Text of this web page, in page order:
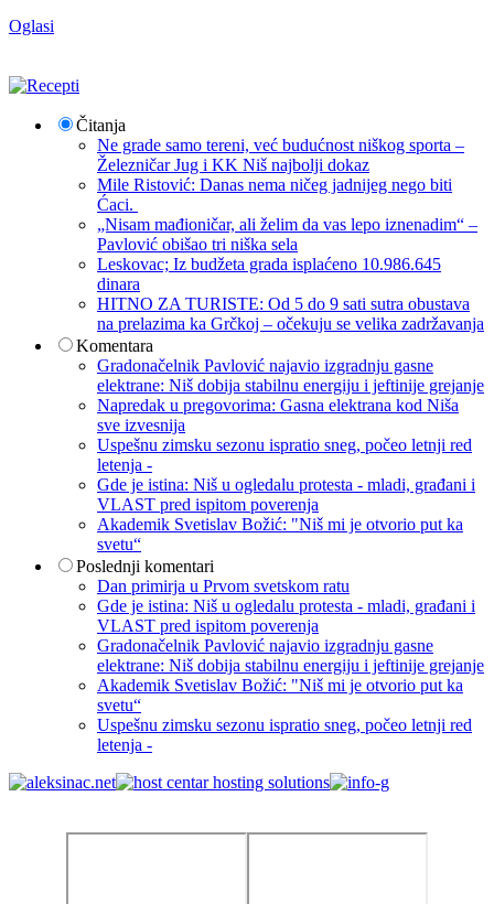
Oglasi
Čitanja
Ne grade samo tereni, već budućnost niškog sporta –
Železničar Jug i KK Niš najbolji dokaz
Mile Ristović: Danas nema ničeg jadnijeg nego biti
Ćaci.
„Nisam mađioničar, ali želim da vas lepo iznenadim“ –
Pavlović obišao tri niška sela
Leskovac; Iz budžeta grada isplaćeno 10.986.645
dinara
HITNO ZA TURISTE: Od 5 do 9 sati sutra obustava
na prelazima ka Grčkoj – očekuju se velika zadržavanja
Komentara
Gradonačelnik Pavlović najavio izgradnju gasne
elektrane: Niš dobija stabilnu energiju i jeftinije grejanje
Napredak u pregovorima: Gasna elektrana kod Niša
sve izvesnija
Uspešnu zimsku sezonu ispratio sneg, počeo letnji red
letenja -
Gde je istina: Niš u ogledalu protesta - mladi, građani i
VLAST pred ispitom poverenja
Akademik Svetislav Božić: "Niš mi je otvorio put ka
svetu“
Poslednji komentari
Dan primirja u Prvom svetskom ratu
Gde je istina: Niš u ogledalu protesta - mladi, građani i
VLAST pred ispitom poverenja
Gradonačelnik Pavlović najavio izgradnju gasne
elektrane: Niš dobija stabilnu energiju i jeftinije grejanje
Akademik Svetislav Božić: "Niš mi je otvorio put ka
svetu“
Uspešnu zimsku sezonu ispratio sneg, počeo letnji red
letenja -